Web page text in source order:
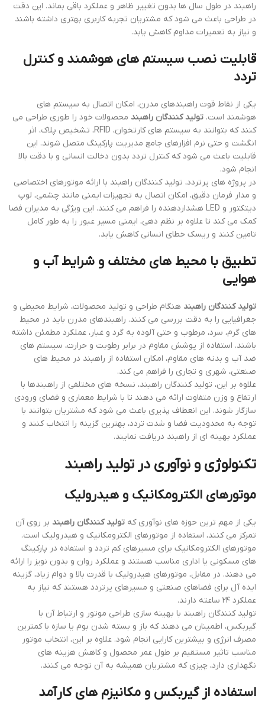
راهبند در طول سال ها بدون تغییر ظاهر و عملکرد باقی بماند. این دقت
در طراحی باعث می شود که مشتریان تجربه کاربری بهتری داشته باشند
و نیاز به تعمیرات مداوم کاهش یابد.
قابلیت نصب سیستم های هوشمند و کنترل
تردد
یکی از نقاط قوت راهبندهای مدرن، امکان اتصال به سیستم های
هوشمند است. تولید کنندگان راهبند محصولات خود را طوری طراحی می
کنند که بتوانند به سیستم های کارتخوان، RFID، تشخیص پلاک، اثر
انگشت و حتی نرم افزارهای جامع مدیریت پارکینگ متصل شوند. این
قابلیت باعث می شود که کنترل تردد بدون دخالت انسانی و با دقت بالا
انجام شود.
در پروژه های پرتردد، تولید کنندگان راهبند با ارائه موتورهای اختصاصی
و مدار فرمان دقیق، امکان اتصال به تجهیزات ایمنی مانند چشمی، لوپ
دیتکتور و LED هشداردهنده را فراهم می کنند. این ویژگی به مدیران فضا
کمک می کند تا علاوه بر نظم دهی، ایمنی مسیر عبور را به طور کامل
تامین کنند و ریسک خطای انسانی کاهش یابد.
تطبیق با محیط های مختلف و شرایط آب و
هوایی
تولید کنندگان راهبند هنگام طراحی و تولید محصولات، شرایط محیطی و
جغرافیایی را به دقت بررسی می کنند. راهبندهای مدرن باید در محیط
های گرم، سرد، مرطوب و حتی آلوده به گرد و غبار، عملکرد مطمئن داشته
باشند. استفاده از پوشش مقاوم در برابر رطوبت و حرارت، سیستم های
ضد آب و بدنه های مقاوم، امکان استفاده از راهبند در محیط های
صنعتی، شهری و تجاری را فراهم می کند.
علاوه بر این، تولید کنندگان راهبند، نسخه های مختلفی از راهبندها با
ارتفاع و وزن متفاوت ارائه می دهند تا با شرایط معماری و فضای ورودی
سازگار شوند. این انعطاف پذیری باعث می شود که مشتریان بتوانند با
توجه به محدودیت فضا و شدت تردد، بهترین گزینه را انتخاب کنند و
عملکرد بهینه ای از راهبند دریافت نمایند.
تکنولوژی و نوآوری در تولید راهبند
موتورهای الکترومکانیک و هیدرولیک
یکی از مهم ترین حوزه های نوآوری که تولید کنندگان راهبند بر روی آن
تمرکز می کنند، استفاده از موتورهای الکترومکانیک و هیدرولیک است.
موتورهای الکترومکانیک برای مسیرهای کم تردد و استفاده در پارکینگ
های مسکونی یا اداری مناسب هستند و عملکرد روان و بدون نویز را ارائه
می دهند. در مقابل، موتورهای هیدرولیک با قدرت بالا و دوام زیاد، گزینه
ایده آل برای فضاهای صنعتی و مسیرهای پرتردد هستند که نیاز به
عملکرد ۲۴ ساعته دارند.
تولید کنندگان راهبند با بهینه سازی طراحی موتور و ارتباط آن با
گیربکس، اطمینان می دهند که باز و بسته شدن بوم یا سازه با کمترین
مصرف انرژی و بیشترین کارایی انجام شود. علاوه بر این، انتخاب موتور
مناسب تاثیر مستقیم بر طول عمر محصول و کاهش هزینه های
نگهداری دارد، چیزی که مشتریان همیشه به آن توجه می کنند.
استفاده از گیربکس و مکانیزم های کارآمد